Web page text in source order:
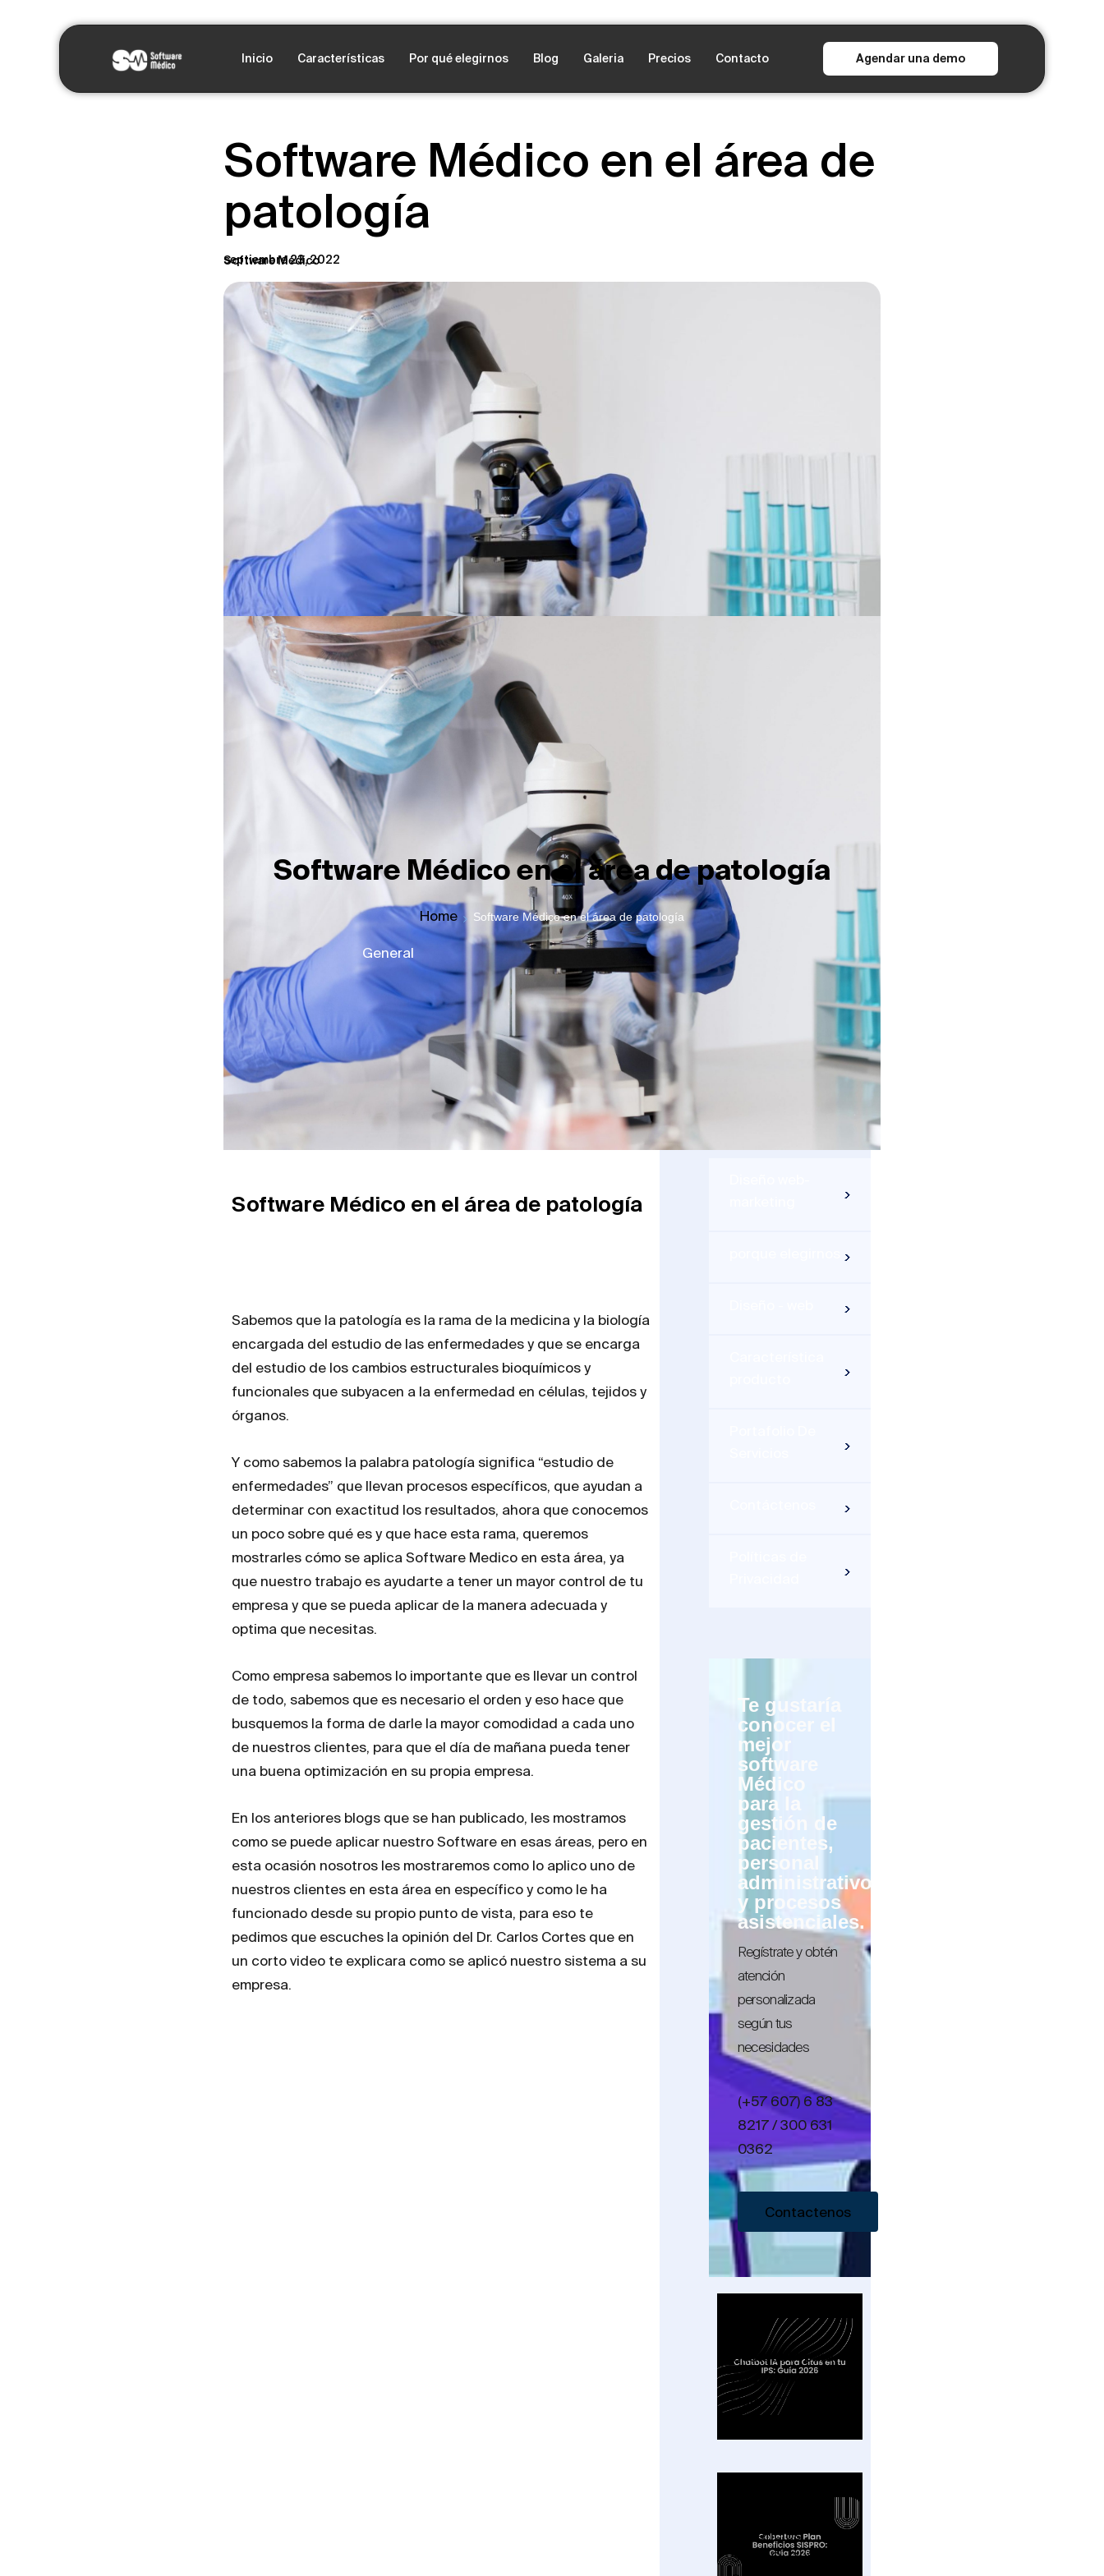
Inicio Características Por qué elegirnos Blog Galeria Precios Contacto Agendar una demo
Software Médico en el área de
patología
septiembre 23, 2022
Software Médico
Software Médico en el área de patología
Home Software Médico en el área de patología
General
Software Médico en el área de patología
Sabemos que la patología es la rama de la medicina y la biología
encargada del estudio de las enfermedades y que se encarga
del estudio de los cambios estructurales bioquímicos y
funcionales que subyacen a la enfermedad en células, tejidos y
órganos.
Y como sabemos la palabra patología significa “estudio de
enfermedades” que llevan procesos específicos, que ayudan a
determinar con exactitud los resultados, ahora que conocemos
un poco sobre qué es y que hace esta rama, queremos
mostrarles cómo se aplica Software Medico en esta área, ya
que nuestro trabajo es ayudarte a tener un mayor control de tu
empresa y que se pueda aplicar de la manera adecuada y
optima que necesitas.
Como empresa sabemos lo importante que es llevar un control
de todo, sabemos que es necesario el orden y eso hace que
busquemos la forma de darle la mayor comodidad a cada uno
de nuestros clientes, para que el día de mañana pueda tener
una buena optimización en su propia empresa.
En los anteriores blogs que se han publicado, les mostramos
como se puede aplicar nuestro Software en esas áreas, pero en
esta ocasión nosotros les mostraremos como lo aplico uno de
nuestros clientes en esta área en específico y como le ha
funcionado desde su propio punto de vista, para eso te
pedimos que escuches la opinión del Dr. Carlos Cortes que en
un corto video te explicara como se aplicó nuestro sistema a su
empresa.
Te gustaría
conocer el
mejor
software
Médico
para la
gestión de
pacientes,
personal
administrativo
y procesos
asistenciales.
Regístrate y obtén
atención
personalizada
según tus
necesidades
(+57 607) 6 83
8217 / 300 631
0362
Contactenos
Chatbot IA para
Citas en tu IPS:
Guía 2026
Beneficios
SISPRO: Guía